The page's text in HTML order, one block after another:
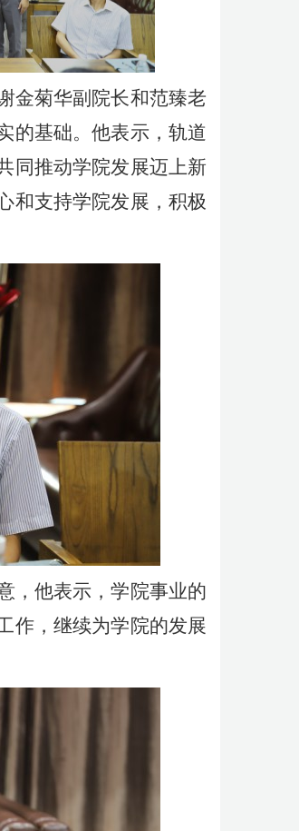
金菊华副院长和范臻老
的基础。他表示，轨道
同推动学院发展迈上新
和支持学院发展，积极
，他表示，学院事业的
作，继续为学院的发展